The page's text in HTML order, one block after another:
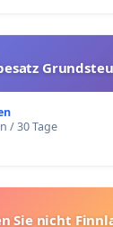
/ 30 Tage
Sie nicht